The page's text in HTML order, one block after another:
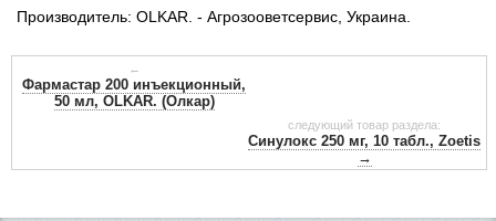
Производитель: OLKAR. - Агрозооветсервис, Украина.
←
Фармастар 200 инъекционный,
50 мл, OLKAR. (Олкар)
следующий товар раздела:
Синулокс 250 мг, 10 табл., Zoetis
→